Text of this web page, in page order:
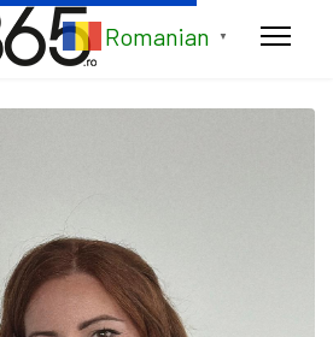
Romanian ▼